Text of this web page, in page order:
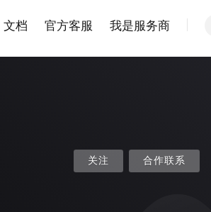
文档 官方客服 我是服务商
关注 合作联系